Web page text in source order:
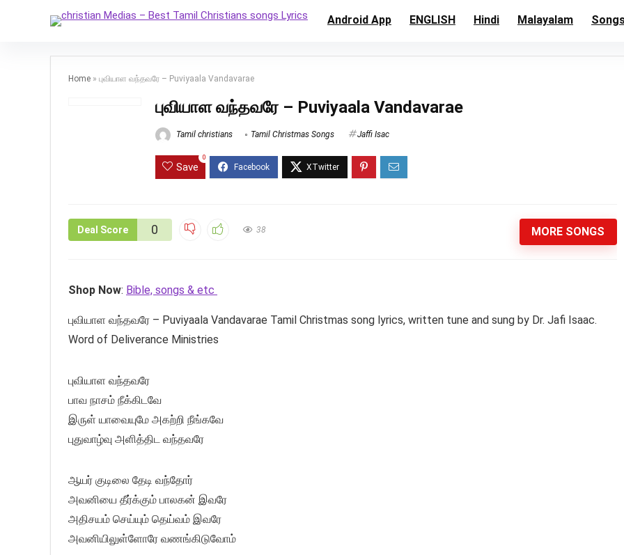
Android App ENGLISH Hindi Malayalam
Home » புவியாள வந்தவரே – Puviyaala Vandavarae
புவியாள வந்தவரே – Puviyaala Vandavarae
Tamil christians Tamil Christmas Songs Jaffi Isac
Save
0
Deal Score 0 38 MORE SONGS
Shop Now: Bible, songs & etc
புவியாள வந்தவரே – Puviyaala Vandavarae Tamil Christmas song lyrics, written tune and sung by Dr. Jafi Isaac.
Word of Deliverance Ministries
புவியாள வந்தவரே
பாவ நாசம் நீக்கிடவே
இருள் யாவையுமே அகற்றி நீங்கவே
புதுவாழ்வு அளித்திட வந்தவரே
ஆயர் குடிலை தேடி வந்தோர்
அவனியை தீர்க்கும் பாலகன் இவரே
அதிசயம் செய்யும் தெய்வம் இவரே
அவனியிலுள்ளோரே வணங்கிடுவோம்